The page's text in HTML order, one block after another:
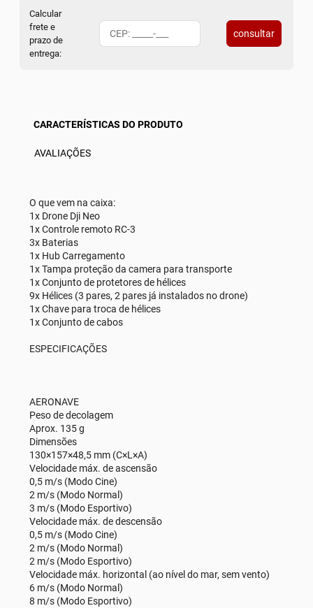
Calcular
frete e
prazo de
entrega:
consultar
CARACTERÍSTICAS DO PRODUTO
AVALIAÇÕES
O que vem na caixa:
1x Drone Dji Neo
1x Controle remoto RC-3
3x Baterias
1x Hub Carregamento
1x Tampa proteção da camera para transporte
1x Conjunto de protetores de hélices
9x Hélices (3 pares, 2 pares já instalados no drone)
1x Chave para troca de hélices
1x Conjunto de cabos
ESPECIFICAÇÕES
AERONAVE
Peso de decolagem
Aprox. 135 g
Dimensões
130×157×48,5 mm (C×L×A)
Velocidade máx. de ascensão
0,5 m/s (Modo Cine)
2 m/s (Modo Normal)
3 m/s (Modo Esportivo)
Velocidade máx. de descensão
0,5 m/s (Modo Cine)
2 m/s (Modo Normal)
2 m/s (Modo Esportivo)
Velocidade máx. horizontal (ao nível do mar, sem vento)
6 m/s (Modo Normal)
8 m/s (Modo Esportivo)